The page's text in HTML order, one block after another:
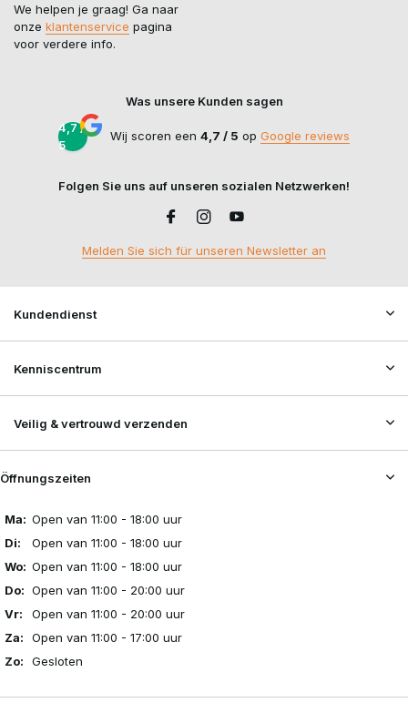
We helpen je graag! Ga naar
onze klantenservice pagina
voor verdere info.
Was unsere Kunden sagen
4,7 /
5
Wij scoren een 4,7 / 5 op Google reviews
Folgen Sie uns auf unseren sozialen Netzwerken!
Melden Sie sich für unseren Newsletter an
Kundendienst
Kenniscentrum
Veilig & vertrouwd verzenden
Öffnungszeiten
Ma: Open van 11:00 - 18:00 uur
Di:
Open van 11:00 - 18:00 uur
Wo: Open van 11:00 - 18:00 uur
Do: Open van 11:00 - 20:00 uur
Vr:
Open van 11:00 - 20:00 uur
Za:
Open van 11:00 - 17:00 uur
Zo:
Gesloten